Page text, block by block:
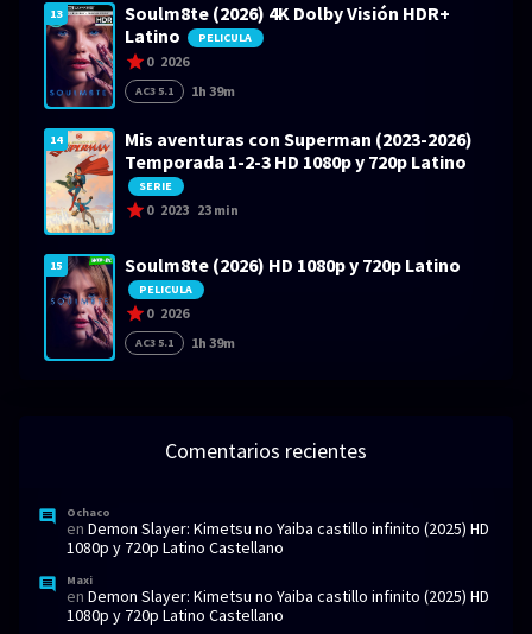
13
Soulm8te (2026) 4K Dolby Visión HDR+
Latino
PELICULA
0 2026
AC3 5.1 1h 39m
14
Mis aventuras con Superman (2023-2026)
Temporada 1-2-3 HD 1080p y 720p Latino
SERIE
0 2023 23 min
15 Soulm8te (2026) HD 1080p y 720p Latino
PELICULA
0 2026
AC3 5.1 1h 39m
Comentarios recientes
Ochaco
en Demon Slayer: Kimetsu no Yaiba castillo infinito (2025) HD
1080p y 720p Latino Castellano
Maxi
en Demon Slayer: Kimetsu no Yaiba castillo infinito (2025) HD
1080p y 720p Latino Castellano